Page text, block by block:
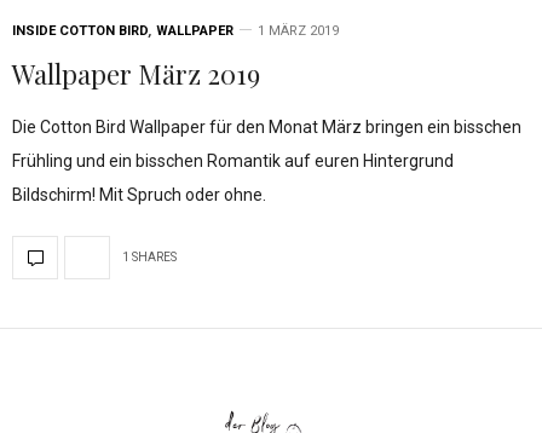
INSIDE COTTON BIRD, WALLPAPER 1 MÄRZ 2019
Wallpaper März 2019
Die Cotton Bird Wallpaper für den Monat März bringen ein bisschen
Frühling und ein bisschen Romantik auf euren Hintergrund
Bildschirm! Mit Spruch oder ohne.
1 SHARES